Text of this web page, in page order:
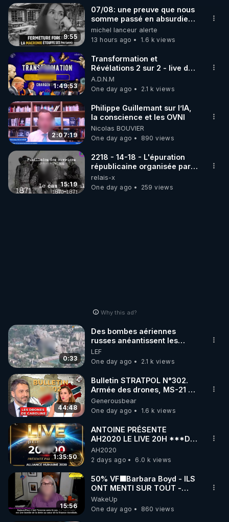
9:55
07/08: une preuve que nous
somme passé en absurdie
une dictature qui veut faire
taire ses opposant !
michel lanceur alerte
13 hours ago
1.6 k views
1:49:53
Transformation et
Révélations 2 sur 2 - live du
07/08/26
A.D.N.M
One day ago
2.1 k views
2:07:19
Philippe Guillemant sur l’IA,
la conscience et les OVNI
Nicolas BOUVIER
One day ago
890 views
15:19
2218 - 14-18 - L'épuration
républicaine organisée par
les frères de la truelle
relais-x
One day ago
259 views
Why this ad?
0:33
Des bombes aériennes
russes anéantissent les
centres de contrôle de
drones de 3 brigades
ukrainienne
LEF
One day ago
2.1 k views
44:48
Bulletin STRATPOL N°302.
Armée des drones, MS-21 en
série, missiles coréens.
07.08.2026.
Generousbear
One day ago
1.6 k views
1:35:50
ANTOINE PRÉSENTE
AH2020 LE LIVE 20H ***DU
06/08/2026***
AH2020
2 days ago
6.0 k views
15:56
50% VF🟩Barbara Boyd - ILS
ONT MENTI SUR TOUT -
Jocelyne Traduction
WakeUp
One day ago
860 views